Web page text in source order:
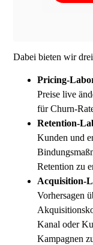
Dabei bieten wir
Pricing-
Preise live
für Churn-
Retention-
Kunden und
Retention zu
Acquisition-
Vorhersagen
Kanal oder
Kampagnen